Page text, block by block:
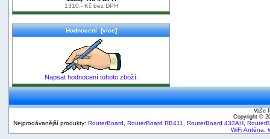
1310,- Kč bez DPH
Hodnocení [více]
Napsat hodnocení tohoto zboží.
Vaše
Copyright ©
Nejprodávanější produkty: RouterBoard RouterBoard RB411 RouterBoard 433AH
WiFi Anténa